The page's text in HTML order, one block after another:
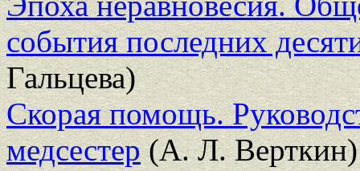
события последних
Гальцева)
Скорая помощь.
медсестер(А. Л. Верткин)